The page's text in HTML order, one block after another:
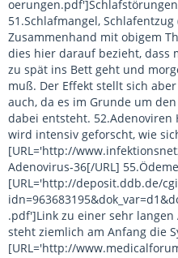
51.Schlafmangel,
Zusammenhand mit obigem
dies hier darauf bezieht, dass
zu spät ins Bett geht und
muß. Der Effekt stellt sich
auch, da es im Grunde um
dabei entsteht.
wird intensiv geforscht, wie
[URL='http://
Adenovirus-36[/URL]
[URL='http://deposit.ddb.de/
.pdf']Link zu einer sehr
steht ziemlich am Anfang die
[URL='http://